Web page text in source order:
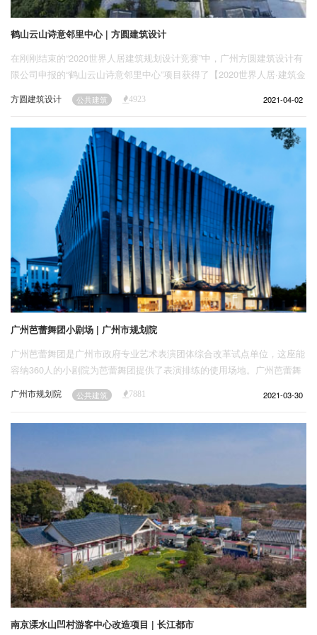
鹤山云山诗意邻里中心 | 方圆建筑设计
在刚刚结束的“2020世界人居建筑规划设计竞赛”中，广州方圆建筑设计有
限公司申报的“鹤山云山诗意邻里中心”项目获得了【2020世界人居·建筑金
方圆建筑设计 公共建筑 4923 2021-04-02
广州芭蕾舞团小剧场 | 广州市规划院
广州芭蕾舞团是广州市政府专业艺术表演团体综合改革试点单位，这座能
容纳360人的小剧院为芭蕾舞团提供了表演排练的使用场地。广州芭蕾舞
完成共花费7年。
广州市规划院 公共建筑 7881 2021-03-30
南京溧水山凹村游客中心改造项目 | 长江都市